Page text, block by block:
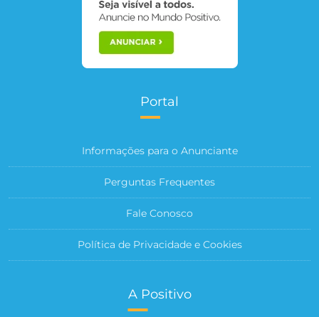
Portal
Informações para o Anunciante
Perguntas Frequentes
Fale Conosco
Política de Privacidade e Cookies
A Positivo